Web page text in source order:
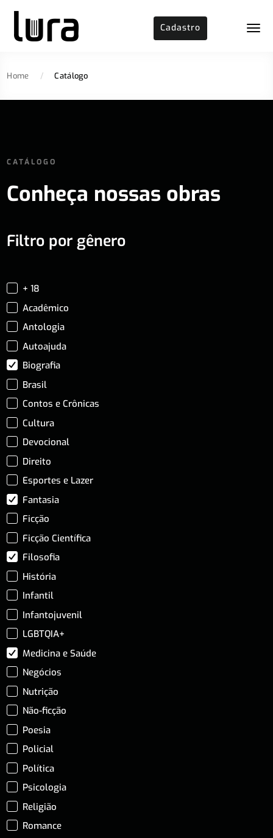
Cadastro
Home / Catálogo
CATÁLOGO
Conheça nossas obras
Filtro por gênero
+ 18
Acadêmico
Antologia
Autoajuda
Biografia
Brasil
Contos e Crônicas
Cultura
Devocional
Direito
Esportes e Lazer
Fantasia
Ficção
Ficção Científica
Filosofia
História
Infantil
Infantojuvenil
LGBTQIA+
Medicina e Saúde
Negócios
Nutrição
Não-ficção
Poesia
Policial
Política
Psicologia
Religião
Romance